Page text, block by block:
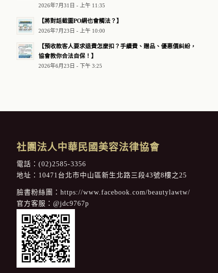
2026年7月31日 - 上午 11:35
【將對話截圖PO網也會觸法？】
2026年7月23日 - 上午 10:00
【預收款客人要求退費怎麼扣？手續費、贈品、優惠價糾紛，
協會教你合法自保！】
2026年6月23日 - 下午 3:25
社團法人中華民國美容法律協會
電話： (02)2585-3356
地址：10471台北市中山區新生北路三段43號8樓之25
臉書粉絲團： https://www.facebook.com/beautylawtw/
官方客服： @jdc9767p